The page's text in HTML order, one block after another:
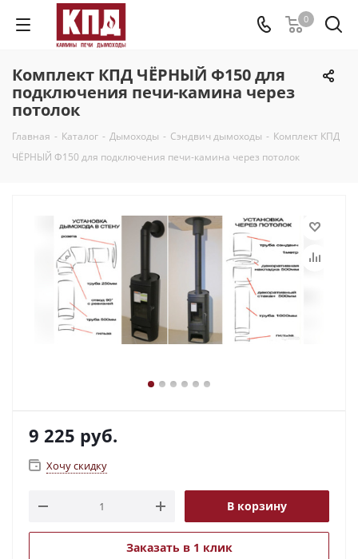
0
Комплект КПД ЧЁРНЫЙ Ф150 для
подключения печи-камина через
потолок
Главная - Каталог - Дымоходы - Сэндвич дымоходы - Комплект КПД
ЧЁРНЫЙ Ф150 для подключения печи-камина через потолок
9 225 руб.
Хочу скидку
В корзину
Заказать в 1 клик